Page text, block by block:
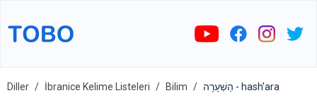
Diller İbranice Kelime Listeleri Bilim הַשְׁעָרָה - hash'ara